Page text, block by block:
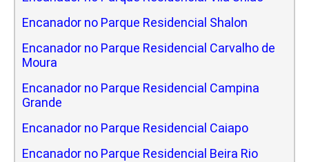
Encanador no Parque Residencial Shalon
Encanador no Parque Residencial Carvalho de
Moura
Encanador no Parque Residencial Campina
Grande
Encanador no Parque Residencial Caiapo
Encanador no Parque Residencial Beira Rio